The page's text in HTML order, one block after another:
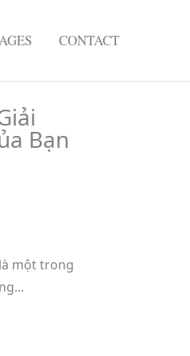
CONTACT
Bạn
một trong